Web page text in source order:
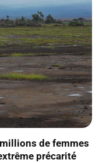
de femmes
précarité